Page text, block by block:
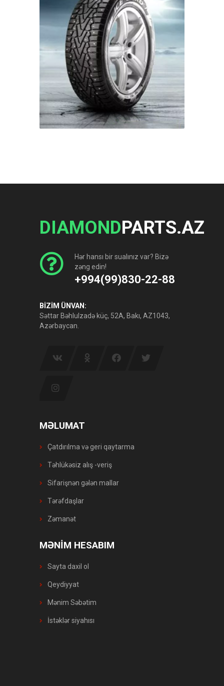
DIAMONDPARTS.AZ
Hər hansı bir sualınız var? Bizə
zəng edin!
+994(99)830-22-88
BİZİM ÜNVAN:
Səttar Bəhlulzadə küç, 52A, Bakı, AZ1043,
Azərbaycan.
MƏLUMAT
Çatdırılma və geri qaytarma
Təhlükəsiz alış -veriş
Sifarişnən gələn mallar
Tərəfdaşlar
Zəmanət
MƏNİM HESABIM
Sayta daxil ol
Qeydiyyat
Mənim Səbətim
İstəklər siyahısı